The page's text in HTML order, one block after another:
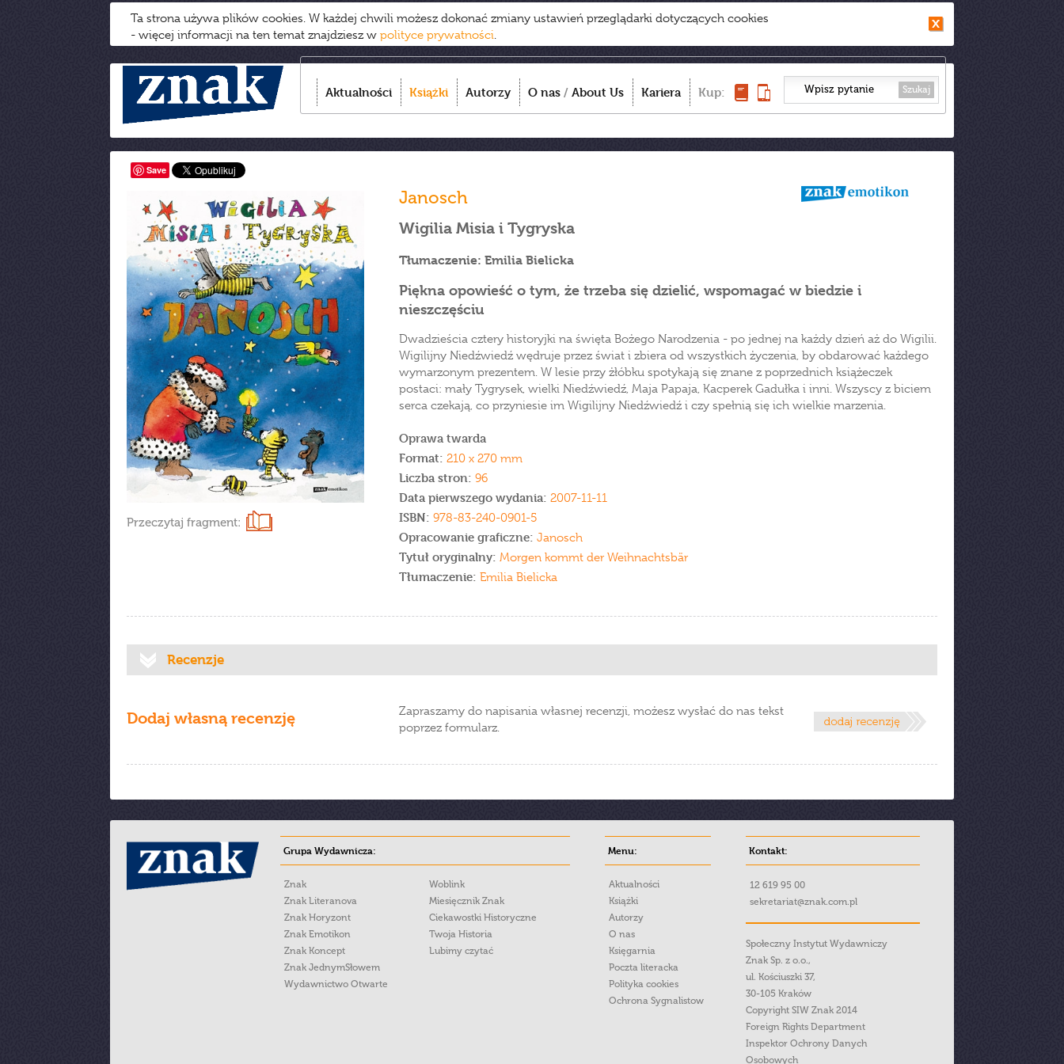
Ta strona używa plików cookies. W każdej chwili możesz dokonać zmiany ustawień przeglądarki dotyczących cookies
- więcej informacji na ten temat znajdziesz w polityce prywatności.
Aktualności Książki Autorzy O nas / About Us Kariera Kup: Szukaj
Save
Przeczytaj fragment:
Janosch
Wigilia Misia i Tygryska
Tłumaczenie: Emilia Bielicka
Piękna opowieść o tym, że trzeba się dzielić, wspomagać w biedzie i
nieszczęściu
Dwadzieścia cztery historyjki na święta Bożego Narodzenia - po jednej na każdy dzień aż do Wigilii.
Wigilijny Niedźwiedź wędruje przez świat i zbiera od wszystkich życzenia, by obdarować każdego
wymarzonym prezentem. W lesie przy żłóbku spotykają się znane z poprzednich książeczek
postaci: mały Tygrysek, wielki Niedźwiedź, Maja Papaja, Kacperek Gadułka i inni. Wszyscy z biciem
serca czekają, co przyniesie im Wigilijny Niedźwiedź i czy spełnią się ich wielkie marzenia.
Oprawa twarda
Format: 210 x 270 mm
Liczba stron: 96
Data pierwszego wydania: 2007-11-11
ISBN: 978-83-240-0901-5
Opracowanie graficzne: Janosch
Tytuł oryginalny: Morgen kommt der Weihnachtsbär
Tłumaczenie: Emilia Bielicka
Recenzje
Dodaj własną recenzję
Zapraszamy do napisania własnej recenzji, możesz wysłać do nas tekst
poprzez formularz.
Grupa Wydawnicza:
Znak
Znak Literanova
Znak Horyzont
Znak Emotikon
Znak Koncept
Znak JednymSłowem
Wydawnictwo Otwarte
Woblink
Miesięcznik Znak
Ciekawostki Historyczne
Twoja Historia
Lubimy czytać
Menu:
Aktualności
Książki
Autorzy
O nas
Księgarnia
Poczta literacka
Polityka cookies
Ochrona Sygnalistow
Kontakt:
12 619 95 00
sekretariat@znak.com.pl
Społeczny Instytut Wydawniczy
Znak Sp. z o.o.,
ul. Kościuszki 37,
30-105 Kraków
Copyright SIW Znak 2014
Foreign Rights Department
Inspektor Ochrony Danych
Osobowych